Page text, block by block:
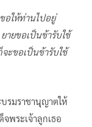
อให้ท่านไปอยู่
ยขอเป็นข้ารับใช้
ะขอเป็นข้ารับใช้
รมราชานุญาตให้
พระเจ้าลูกเธอ